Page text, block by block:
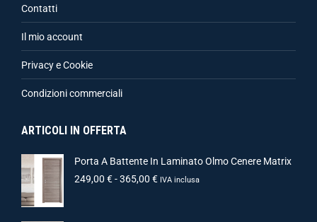
Contatti
Il mio account
Privacy e Cookie
Condizioni commerciali
ARTICOLI IN OFFERTA
Porta A Battente In Laminato Olmo Cenere Matrix
249,00 €-365,00 € IVA inclusa